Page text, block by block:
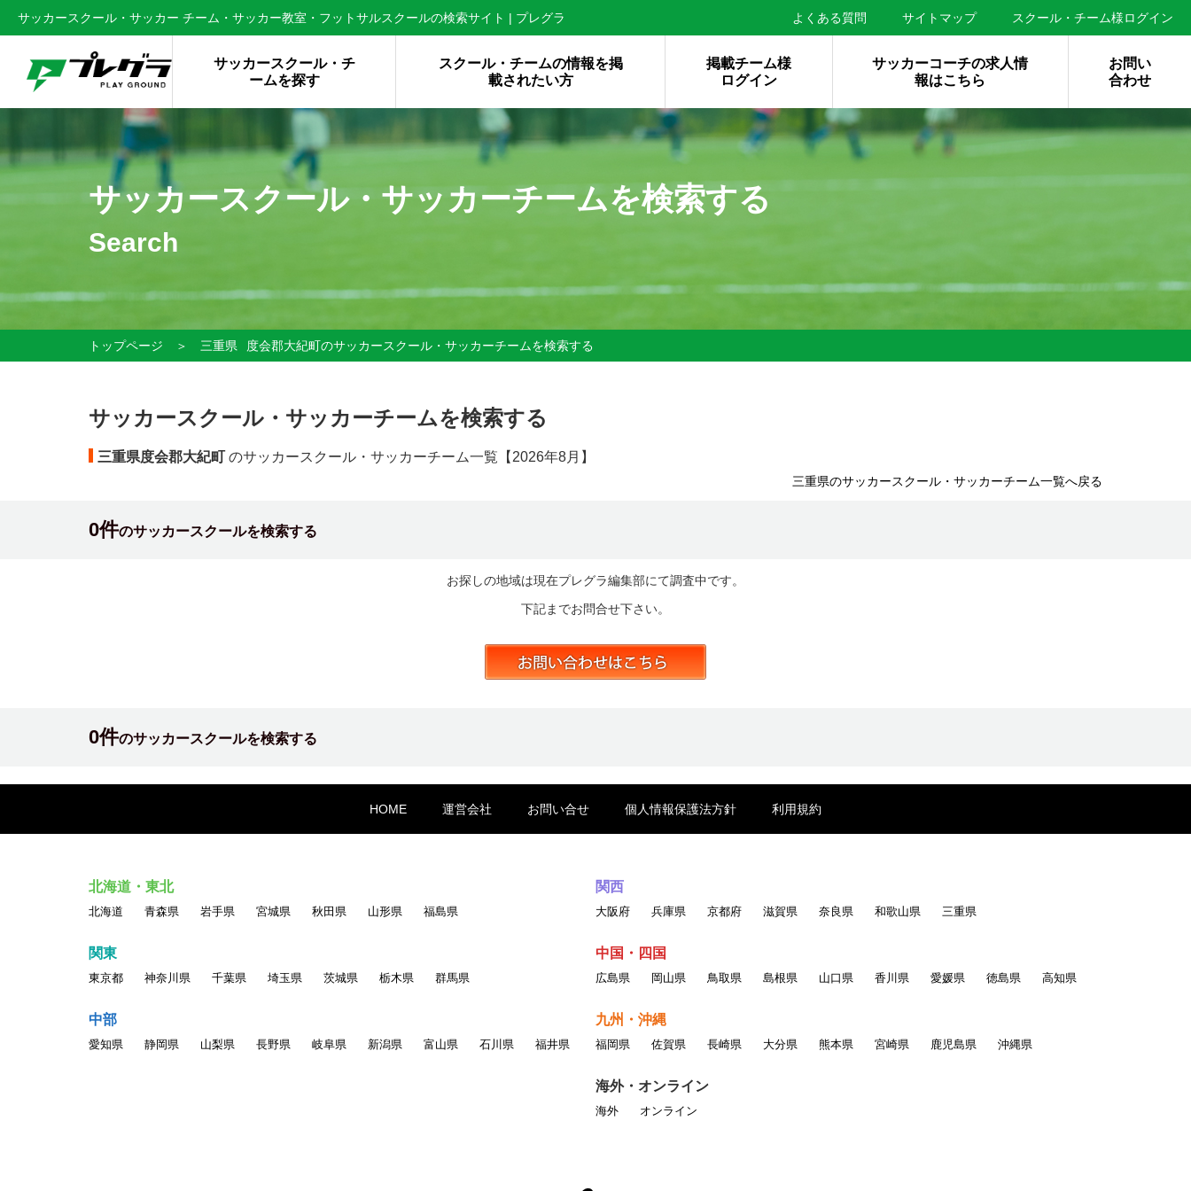
サッカースクール・サッカー チーム・サッカー教室・フットサルスクールの検索サイト | プレグラ よくある質問 サイトマップ スクール・チーム様ログイン
サッカースクール・チ
ームを探す
スクール・チームの情報を掲
載されたい方
掲載チーム様
ログイン
サッカーコーチの求人情
報はこちら
お問い
合わせ
サッカースクール・サッカーチームを検索する
Search
トップページ ＞ 三重県 度会郡大紀町のサッカースクール・サッカーチームを検索する
サッカースクール・サッカーチームを検索する
三重県度会郡大紀町 のサッカースクール・サッカーチーム一覧【 2026年8月】
三重県のサッカースクール・サッカーチーム一覧へ戻る
0件のサッカースクールを検索する
お探しの地域は現在プレグラ編集部にて調査中です。
下記までお問合せ下さい。
0件のサッカースクールを検索する
HOME 運営会社 お問い合せ 個人情報保護法方針 利用規約
北海道・東北
北海道 青森県 岩手県 宮城県 秋田県 山形県 福島県
関東
東京都 神奈川県 千葉県 埼玉県 茨城県 栃木県 群馬県
中部
愛知県 静岡県 山梨県 長野県 岐阜県 新潟県 富山県 石川県 福井県
関西
大阪府 兵庫県 京都府 滋賀県 奈良県 和歌山県 三重県
中国・四国
広島県 岡山県 鳥取県 島根県 山口県 香川県 愛媛県 徳島県 高知県
九州・沖縄
福岡県 佐賀県 長崎県 大分県 熊本県 宮崎県 鹿児島県 沖縄県
海外・オンライン
海外 オンライン